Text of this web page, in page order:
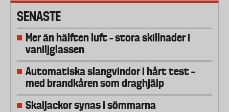
SENASTE
Mer än hälften luft – stora skillnader i
vaniljglassen
Automatiska slangvindor i hårt test –
med brandkåren som draghjälp
Skaljackor synas i sömmarna